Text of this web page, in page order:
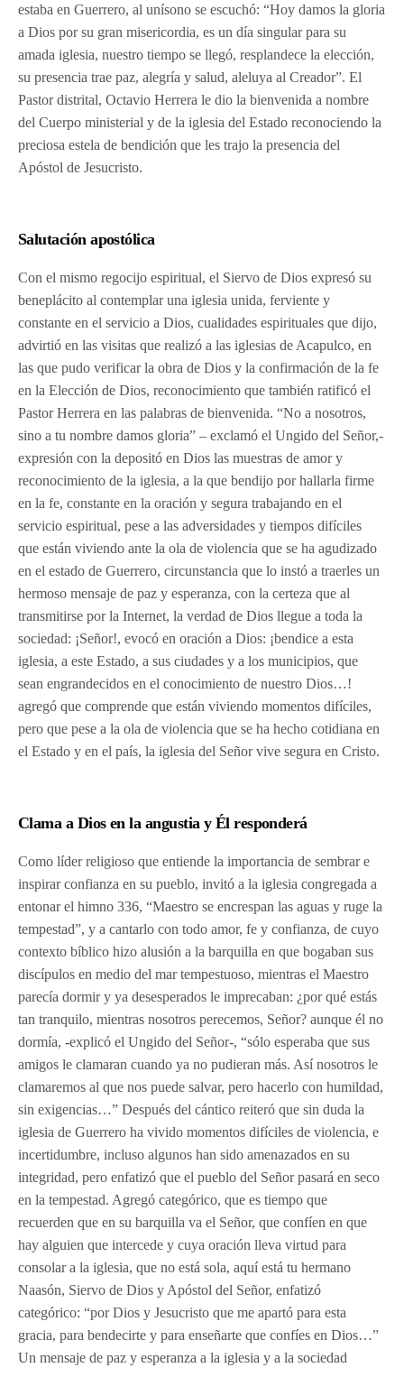
estaba en Guerrero, al unísono se escuchó: “Hoy damos la gloria
a Dios por su gran misericordia, es un día singular para su
amada iglesia, nuestro tiempo se llegó, resplandece la elección,
su presencia trae paz, alegría y salud, aleluya al Creador”. El
Pastor distrital, Octavio Herrera le dio la bienvenida a nombre
del Cuerpo ministerial y de la iglesia del Estado reconociendo la
preciosa estela de bendición que les trajo la presencia del
Apóstol de Jesucristo.
Salutación apostólica
Con el mismo regocijo espiritual, el Siervo de Dios expresó su
beneplácito al contemplar una iglesia unida, ferviente y
constante en el servicio a Dios, cualidades espirituales que dijo,
advirtió en las visitas que realizó a las iglesias de Acapulco, en
las que pudo verificar la obra de Dios y la confirmación de la fe
en la Elección de Dios, reconocimiento que también ratificó el
Pastor Herrera en las palabras de bienvenida. “No a nosotros,
sino a tu nombre damos gloria” – exclamó el Ungido del Señor,-
expresión con la depositó en Dios las muestras de amor y
reconocimiento de la iglesia, a la que bendijo por hallarla firme
en la fe, constante en la oración y segura trabajando en el
servicio espiritual, pese a las adversidades y tiempos difíciles
que están viviendo ante la ola de violencia que se ha agudizado
en el estado de Guerrero, circunstancia que lo instó a traerles un
hermoso mensaje de paz y esperanza, con la certeza que al
transmitirse por la Internet, la verdad de Dios llegue a toda la
sociedad: ¡Señor!, evocó en oración a Dios: ¡bendice a esta
iglesia, a este Estado, a sus ciudades y a los municipios, que
sean engrandecidos en el conocimiento de nuestro Dios…!
agregó que comprende que están viviendo momentos difíciles,
pero que pese a la ola de violencia que se ha hecho cotidiana en
el Estado y en el país, la iglesia del Señor vive segura en Cristo.
Clama a Dios en la angustia y Él responderá
Como líder religioso que entiende la importancia de sembrar e
inspirar confianza en su pueblo, invitó a la iglesia congregada a
entonar el himno 336, “Maestro se encrespan las aguas y ruge la
tempestad”, y a cantarlo con todo amor, fe y confianza, de cuyo
contexto bíblico hizo alusión a la barquilla en que bogaban sus
discípulos en medio del mar tempestuoso, mientras el Maestro
parecía dormir y ya desesperados le imprecaban: ¿por qué estás
tan tranquilo, mientras nosotros perecemos, Señor? aunque él no
dormía, -explicó el Ungido del Señor-, “sólo esperaba que sus
amigos le clamaran cuando ya no pudieran más. Así nosotros le
clamaremos al que nos puede salvar, pero hacerlo con humildad,
sin exigencias…” Después del cántico reiteró que sin duda la
iglesia de Guerrero ha vivido momentos difíciles de violencia, e
incertidumbre, incluso algunos han sido amenazados en su
integridad, pero enfatizó que el pueblo del Señor pasará en seco
en la tempestad. Agregó categórico, que es tiempo que
recuerden que en su barquilla va el Señor, que confíen en que
hay alguien que intercede y cuya oración lleva virtud para
consolar a la iglesia, que no está sola, aquí está tu hermano
Naasón, Siervo de Dios y Apóstol del Señor, enfatizó
categórico: “por Dios y Jesucristo que me apartó para esta
gracia, para bendecirte y para enseñarte que confíes en Dios…”
Un mensaje de paz y esperanza a la iglesia y a la sociedad